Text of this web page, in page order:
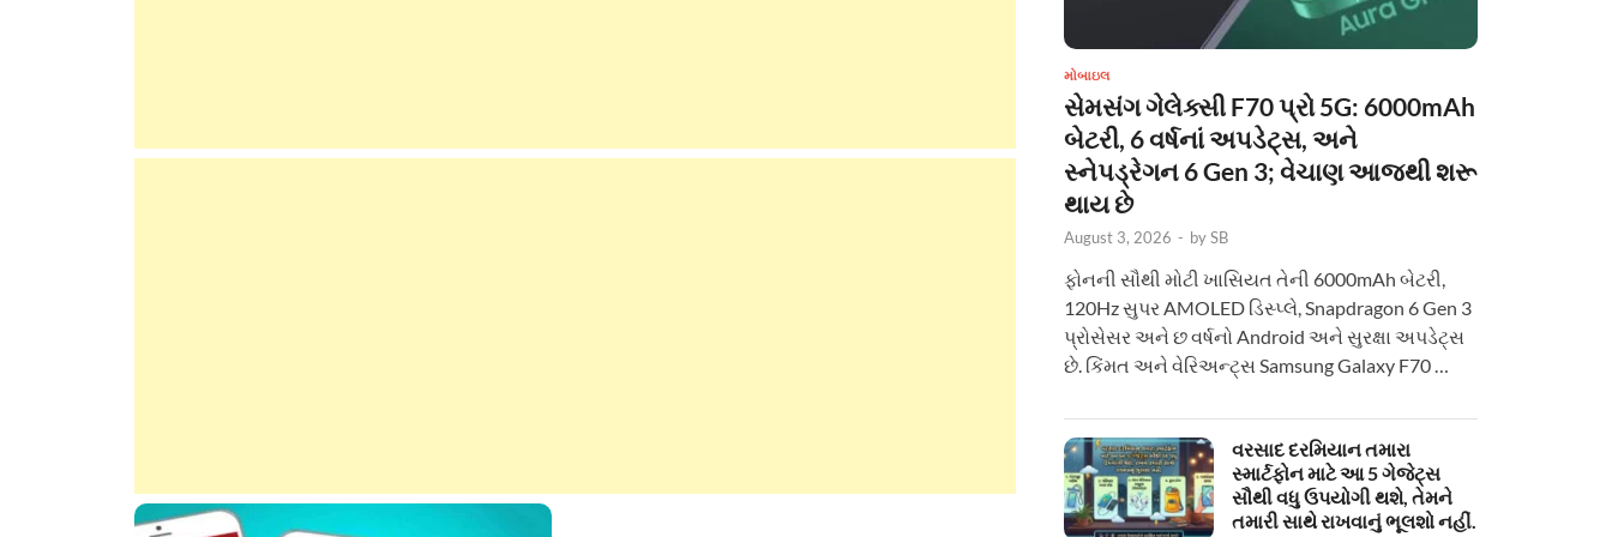
મોબાઇલ
સેમસંગ ગેલેક્સી F70 પ્રો 5G: 6000mAh
બેટરી, 6 વર્ષનાં અપડેટ્સ, અને
સ્નેપડ્રેગન 6 Gen 3; વેચાણ આજથી શરૂ
થાય છે
August 3, 2026 - bySB
ફોનની સૌથી મોટી ખાસિયત તેની 6000mAh બેટરી,
120Hz સુપર AMOLED ડિસ્પ્લે, Snapdragon 6 Gen 3
પ્રોસેસર અને છ વર્ષનો Android અને સુરક્ષા અપડેટ્સ
છે. કિંમત અને વેરિઅન્ટ્સ Samsung Galaxy F70 …
વરસાદ દરમિયાન તમારા
સ્માર્ટફોન માટે આ 5 ગેજેટ્સ
સૌથી વધુ ઉપયોગી થશે, તેમને
તમારી સાથે રાખવાનું ભૂલશો નહીં.